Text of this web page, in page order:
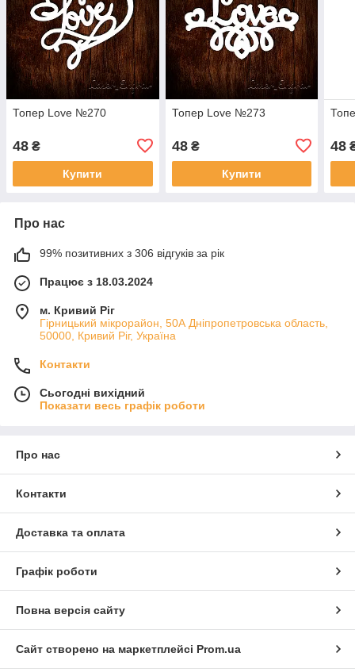
Топер Love №270
48 ₴
Купити
Топер Love №273
48₴
Купити
48
Про нас
99% позитивних з 306 відгуків за рік
Працює з 18.03.2024
м. Кривий Ріг
Гірницький мікрорайон, 50А Дніпропетровська область,
50000, Кривий Ріг, Україна
Контакти
Сьогодні вихідний
Показати весь графік роботи
Про нас
Контакти
Доставка та оплата
Графік роботи
Повна версія сайту
Сайт створено на маркетплейсі Prom.ua